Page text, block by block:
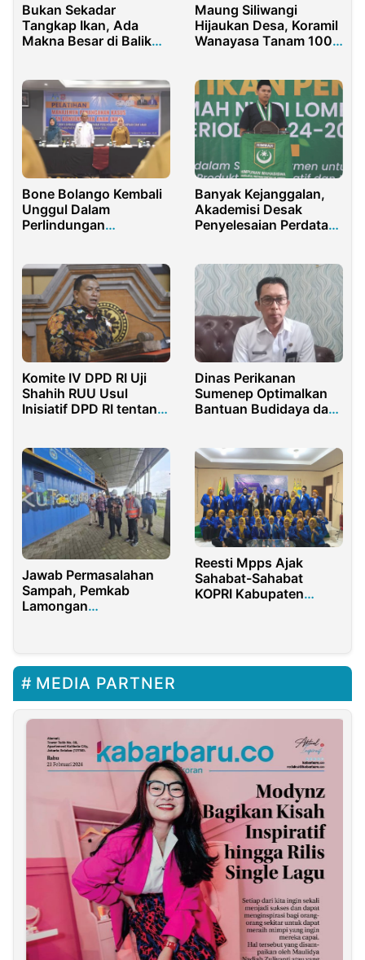
Bukan Sekadar
Tangkap Ikan, Ada
Makna Besar di Balik
Maung Siliwangi
Hijaukan Desa, Koramil
Wanayasa Tanam 100
Bone Bolango Kembali
Unggul Dalam
Perlindungan
Banyak Kejanggalan,
Akademisi Desak
Penyelesaian Perdata
Komite IV DPD RI Uji
Shahih RUU Usul
Inisiatif DPD RI tentang
Dinas Perikanan
Sumenep Optimalkan
Bantuan Budidaya dari
Jawab Permasalahan
Sampah, Pemkab
Lamongan
Reesti Mpps Ajak
Sahabat-Sahabat
KOPRI Kabupaten
MEDIA PARTNER